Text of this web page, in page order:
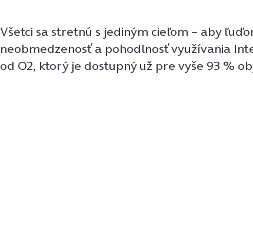
Všetci sa stretnú s jediným cieľom – aby
neobmedzenosť a pohodlnosť využívania
od O2, ktorý je dostupný už pre vyše 93 %